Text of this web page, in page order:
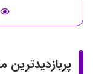
پربازدیدترین